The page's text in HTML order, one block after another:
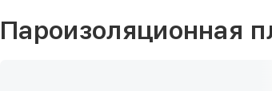
Пароизоляционная